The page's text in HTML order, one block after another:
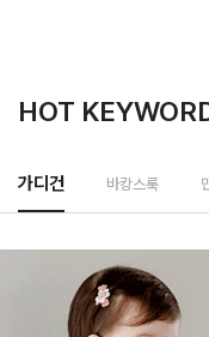
HOT
가디건 바캉스룩